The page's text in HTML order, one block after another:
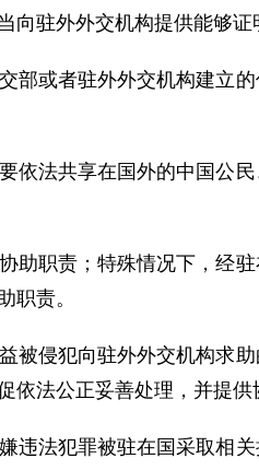
驻外外交机构提供能够证
或者驻外外交机构建立
依法共享在国外的中国公
职责；特殊情况下，经
职责。
侵犯向驻外外交机构求
法公正妥善处理，并提供
法犯罪被驻在国采取相